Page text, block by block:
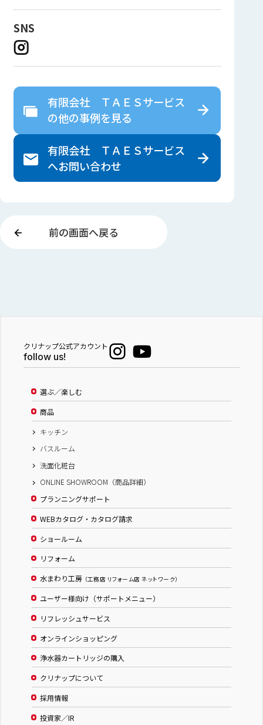
SNS
有限会社 ＴＡＥＳサービス
の他の事例を見る
有限会社 ＴＡＥＳサービス
へお問い合わせ
前の画面へ戻る
クリナップ公式アカウント
follow us!
選ぶ／楽しむ
商品
キッチン
バスルーム
洗面化粧台
ONLINE SHOWROOM（商品詳細）
プランニングサポート
WEBカタログ・カタログ請求
ショールーム
リフォーム
水まわり工房 （工務店 リフォーム店 ネットワーク）
ユーザー様向け（サポートメニュー）
リフレッシュサービス
オンラインショッピング
浄水器カートリッジの購入
クリナップについて
採用情報
投資家／IR